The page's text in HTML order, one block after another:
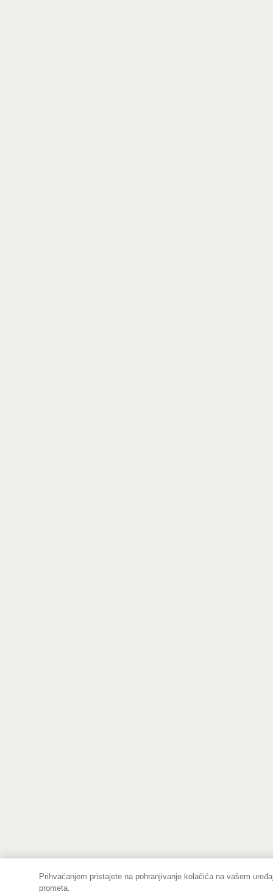
Prihvaćanjem pristajete na pohranjivanje kolačića na vašem
prometa.